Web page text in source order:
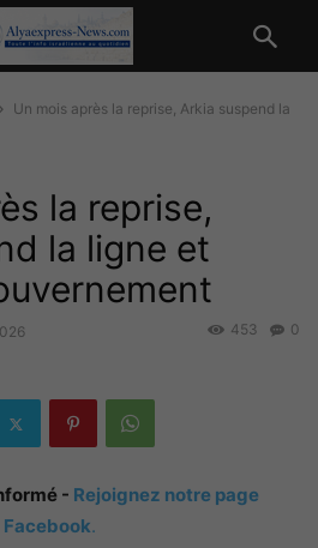
Un mois après la reprise, Arkia suspend la
la reprise,
la ligne et
0
453
- Rejoignez notre page
Facebook.